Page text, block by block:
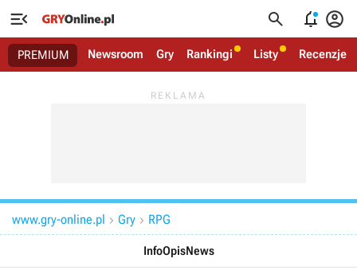
   
PREMIUM Newsroom Gry Rankingi Listy Recenzje
www.gry-online.pl  Gry  RPG
InfoOpisNews